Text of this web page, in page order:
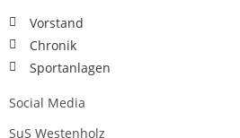
Vorstand
Chronik
Sportanlagen
Social Media
SuS Westenholz